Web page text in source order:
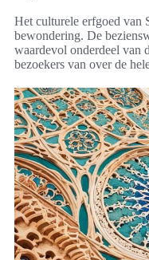
Het culturele erfgoed van
bewondering. De
waardevol onderdeel van
bezoekers van over de